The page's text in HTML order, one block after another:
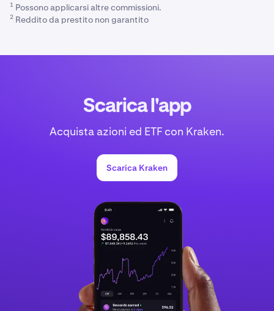
1 Possono applicarsi altre commissioni.
2 Reddito da prestito non garantito
Scarica l'app
Acquista azioni ed ETF con Kraken.
Scarica Kraken